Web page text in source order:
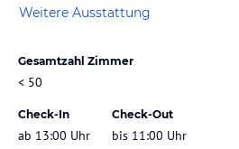
Weitere Ausstattung
Gesamtzahl Zimmer
< 50
Check-In
ab 13:00 Uhr
Check-Out
bis 11:00 Uhr